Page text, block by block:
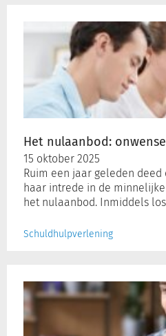
Het nulaanbod:
15 oktober 2025
Ruim een jaar geleden
haar intrede in de
het nulaanbod. Inmiddels
Schuldhulpverlening
nulaanbod:
onwenselijk
onwettelijk
stille
kracht
van
schuldhulp: